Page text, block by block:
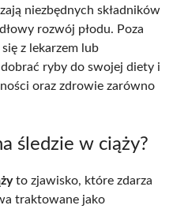
niezbędnych składników
rozwój płodu. Poza
z lekarzem lub
ryby do swojej diety i
oraz zdrowie zarówno
śledzie w ciąży?
to zjawisko, które zdarza
traktowane jako